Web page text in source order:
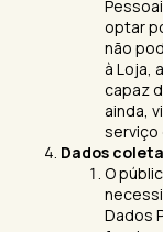
optar
não
à Loja,
capaz
ainda,
serviço
Dados
O
Dados